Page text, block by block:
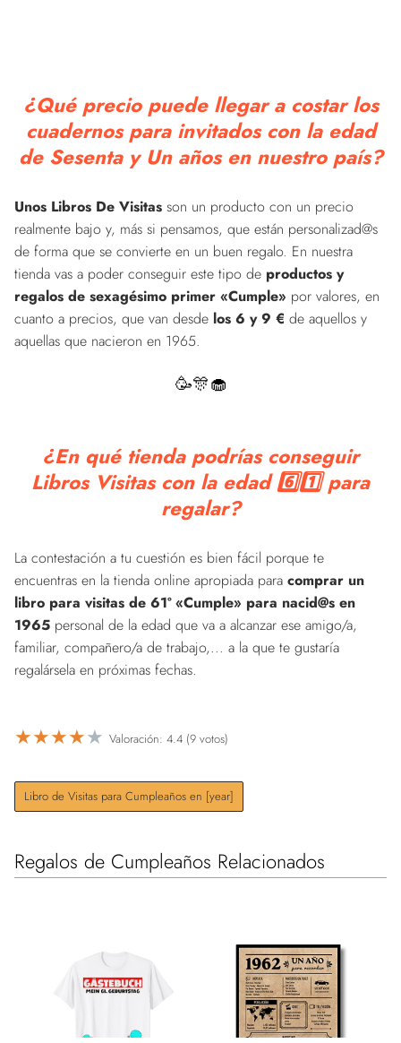
¿Qué precio puede llegar a costar los
cuadernos para invitados con la edad
de Sesenta y Un años en nuestro país?
Unos Libros De Visitas son un producto con un precio
realmente bajo y, más si pensamos, que están personalizad@s
de forma que se convierte en un buen regalo. En nuestra
tienda vas a poder conseguir este tipo de productos y
regalos de sexagésimo primer «Cumple» por valores, en
cuanto a precios, que van desde los 6 y 9 € de aquellos y
aquellas que nacieron en 1965.
🥳🎊🧁
¿En qué tienda podrías conseguir
Libros Visitas con la edad 6️⃣1️⃣ para
regalar?
La contestación a tu cuestión es bien fácil porque te
encuentras en la tienda online apropiada para comprar un
libro para visitas de 61º «Cumple» para nacid@s en
1965 personal de la edad que va a alcanzar ese amigo/a,
familiar, compañero/a de trabajo,... a la que te gustaría
regalársela en próximas fechas.
★★★★★ Valoración: 4.4 (9 votos)
Libro de Visitas para Cumpleaños en [year]
Regalos de Cumpleaños Relacionados